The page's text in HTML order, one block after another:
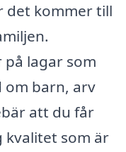
det kommer till
lagar som
om barn, arv
att du får
kvalitet som är